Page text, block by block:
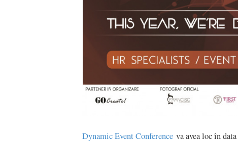
Dynamic Event Conference va avea loc în data